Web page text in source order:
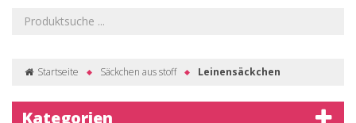
Startseite Säckchen aus stoff Leinensäckchen
Kategorien